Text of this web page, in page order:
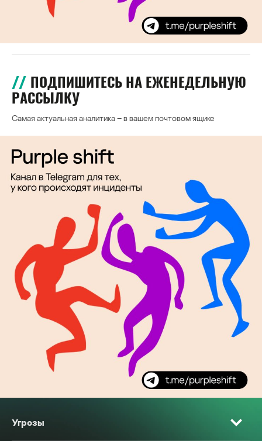
ПОДПИШИТЕСЬ НА ЕЖЕНЕДЕЛЬНУЮ
РАССЫЛКУ
Самая актуальная аналитика – в вашем почтовом ящике
Угрозы